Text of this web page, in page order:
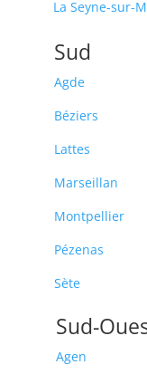
La Seyne-sur-
Sud
Agde
Béziers
Lattes
Marseillan
Montpellier
Pézenas
Sète
Sud-
Agen